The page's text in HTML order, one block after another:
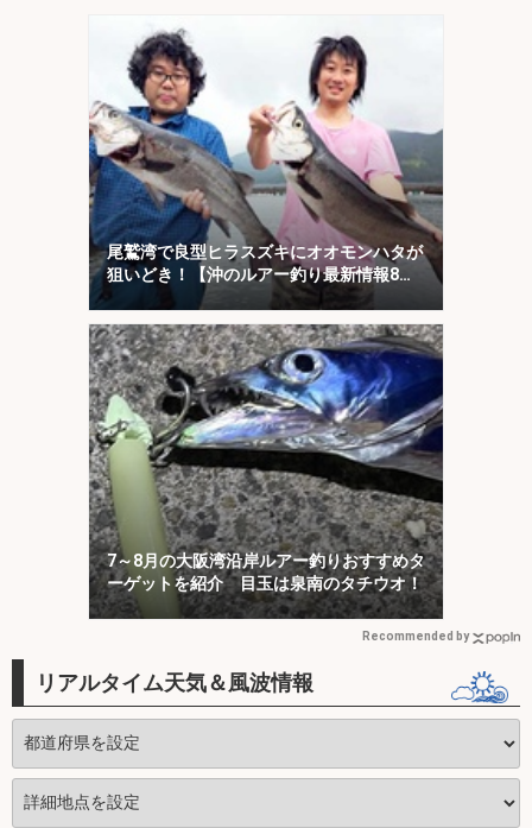
尾鷲湾で良型ヒラスズキにオオモンハタが
狙いどき！【沖のルアー釣り最新情報8
選・三重】
7～8月の大阪湾沿岸ルアー釣りおすすめタ
ーゲットを紹介 目玉は泉南のタチウオ！
Recommended by
リアルタイム天気＆風波情報